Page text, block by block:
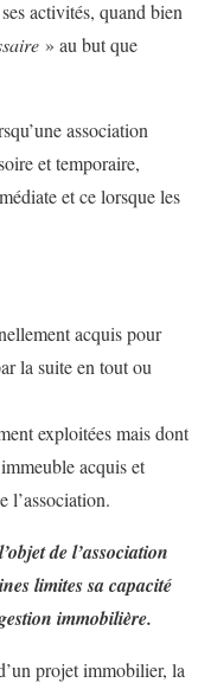
activités, quand bien
» au but que
association
et temporaire,
et ce lorsque les
acquis pour
la suite en tout ou
exploitées mais dont
acquis et
l’association.
de l’association
limites sa capacité
immobilière.
projet immobilier, la